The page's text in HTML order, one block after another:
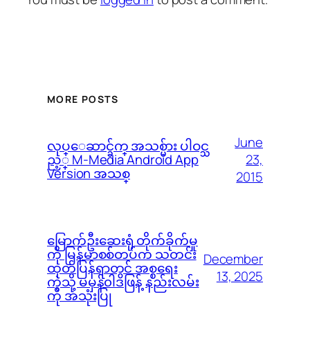
MORE POSTS
လုပ္ေဆာင္ခ်က္ အသစ္မ်ား ပါဝင္သ
ည့္ M-Media Android App
Version အသစ္
June
23,
2015
မြောက်ဦးဆေးရုံ တိုက်ခိုက်မှု
ကို မြန်မာစစ်တပ်က သတင်း
ထုတ်ပြန်ရာတွင် အစ္စရေး
ကဲ့သို့ မမှန်၀ါဒဖြန့် နည်းလမ်း
ကို အသုံးပြု
December
13, 2025